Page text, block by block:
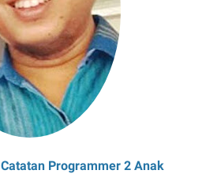
Catatan Programmer 2 Anak